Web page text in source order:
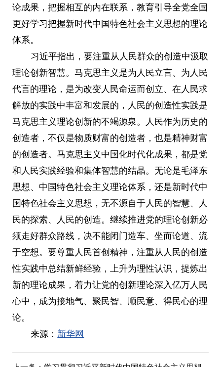
论成果，把握相互的内在联系，教育引导全党全国
更好学习把握新时代中国特色社会主义思想的理论
体系。
习近平指出，要注重从人民群众的创造中汲取
理论创新智慧。马克思主义是为人民立言、为人民
代言的理论，是为改变人民命运而创立、在人民求
解放的实践中丰富和发展的，人民的创造性实践是
马克思主义理论创新的不竭源泉。人民作为历史的
创造者，不仅是物质财富的创造者，也是精神财富
的创造者。马克思主义中国化时代化成果，都是党
和人民实践经验和集体智慧的结晶。无论是毛泽东
思想、中国特色社会主义理论体系，还是新时代中
国特色社会主义思想，无不源自于人民的智慧、人
民的探索、人民的创造。继续推进党的理论创新必
须走好群众路线，决不能闭门造车、坐而论道、流
于空想。要尊重人民首创精神，注重从人民的创造
性实践中总结新鲜经验，上升为理性认识，提炼出
新的理论成果，着力让党的创新理论深入亿万人民
心中，成为接地气、聚民智、顺民意、得民心的理
论。
来源： 新华网